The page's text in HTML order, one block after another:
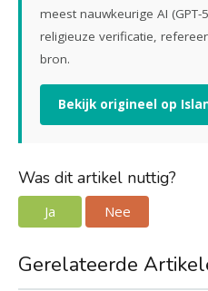
meest nauwkeurige AI
religieuze verificatie,
bron.
Bekijk origineel op
Was dit artikel nuttig?
Ja Nee
Gerelateerde